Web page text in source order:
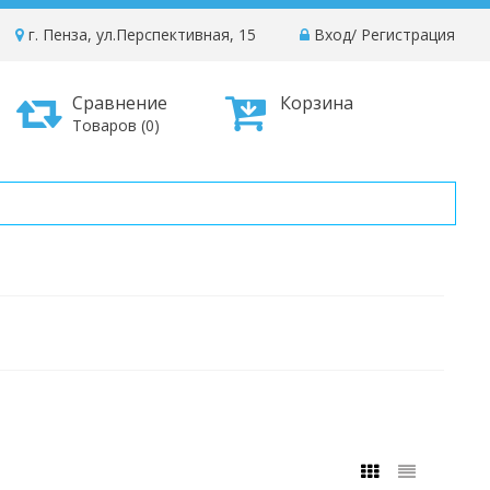
Вход/ Регистрация
г. Пенза, ул.Перспективная, 15
Корзина
Сравнение
Товаров (0)